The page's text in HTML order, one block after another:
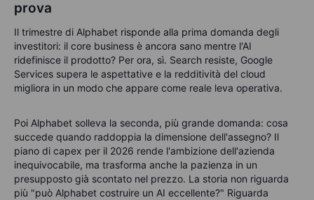
prova
Il trimestre di Alphabet risponde alla prima domanda degli
investitori: il core business è ancora sano mentre l'AI
ridefinisce il prodotto? Per ora, sì. Search resiste, Google
Services supera le aspettative e la redditività del cloud
migliora in un modo che appare come reale leva operativa.
Poi Alphabet solleva la seconda, più grande domanda: cosa
succede quando raddoppia la dimensione dell'assegno? Il
piano di capex per il 2026 rende l'ambizione dell'azienda
inequivocabile, ma trasforma anche la pazienza in un
presupposto già scontato nel prezzo. La storia non riguarda
più "può Alphabet costruire un AI eccellente?" Riguarda